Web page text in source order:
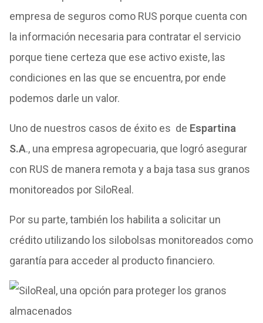
empresa de seguros como RUS porque cuenta con
la información necesaria para contratar el servicio
porque tiene certeza que ese activo existe, las
condiciones en las que se encuentra, por ende
podemos darle un valor.
Uno de nuestros casos de éxito es de Espartina
S.A., una empresa agropecuaria, que logró asegurar
con RUS de manera remota y a baja tasa sus granos
monitoreados por SiloReal.
Por su parte, también los habilita a solicitar un
crédito utilizando los silobolsas monitoreados como
garantía para acceder al producto financiero.